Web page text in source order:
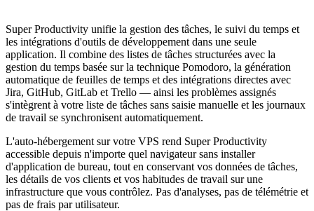
Super Productivity unifie la gestion des tâches, le suivi du temps et
les intégrations d'outils de développement dans une seule
application. Il combine des listes de tâches structurées avec la
gestion du temps basée sur la technique Pomodoro, la génération
automatique de feuilles de temps et des intégrations directes avec
Jira, GitHub, GitLab et Trello — ainsi les problèmes assignés
s'intègrent à votre liste de tâches sans saisie manuelle et les journaux
de travail se synchronisent automatiquement.
L'auto-hébergement sur votre VPS rend Super Productivity
accessible depuis n'importe quel navigateur sans installer
d'application de bureau, tout en conservant vos données de tâches,
les détails de vos clients et vos habitudes de travail sur une
infrastructure que vous contrôlez. Pas d'analyses, pas de télémétrie et
pas de frais par utilisateur.